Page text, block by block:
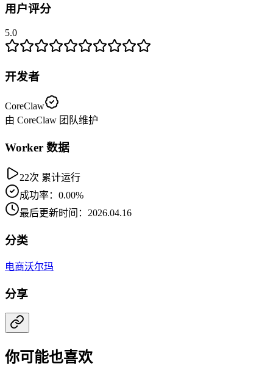
用户评分
5.0
开发者
CoreClaw
由 CoreClaw 团队维护
Worker 数据
22次 累计运行
成功率：0.00%
最后更新时间：2026.04.16
分类
电商沃尔玛
分享
你可能也喜欢